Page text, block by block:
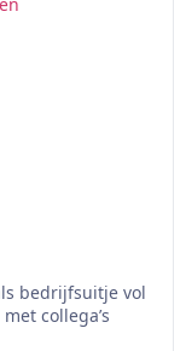
bedrijfsuitje vol
collega’s